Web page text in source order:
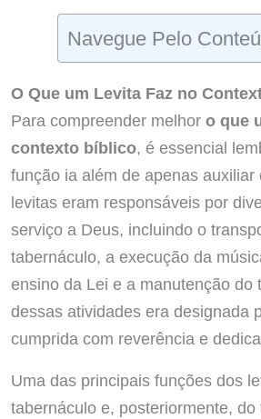
Navegue Pelo
O Que um Levita Faz no
Para compreender melhor o que
contexto bíblico, é essencial
função ia além de apenas auxiliar
levitas eram responsáveis por
serviço a Deus, incluindo o
tabernáculo, a execução da
ensino da Lei e a manutenção do
dessas atividades era designada
cumprida com reverência e
Uma das principais funções dos
tabernáculo e, posteriormente,